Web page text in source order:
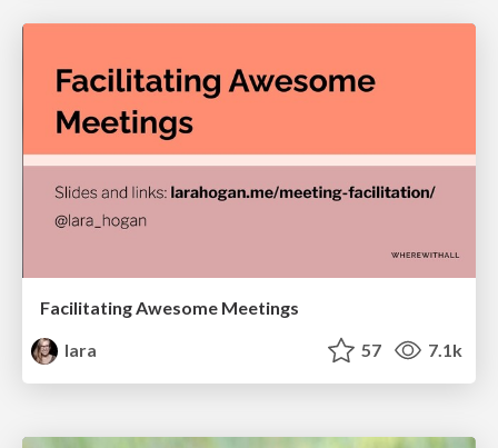
Facilitating Awesome Meetings
lara
57 7.1k